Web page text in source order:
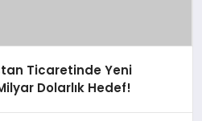
Ticaretinde Yeni
Dolarlık Hedef!